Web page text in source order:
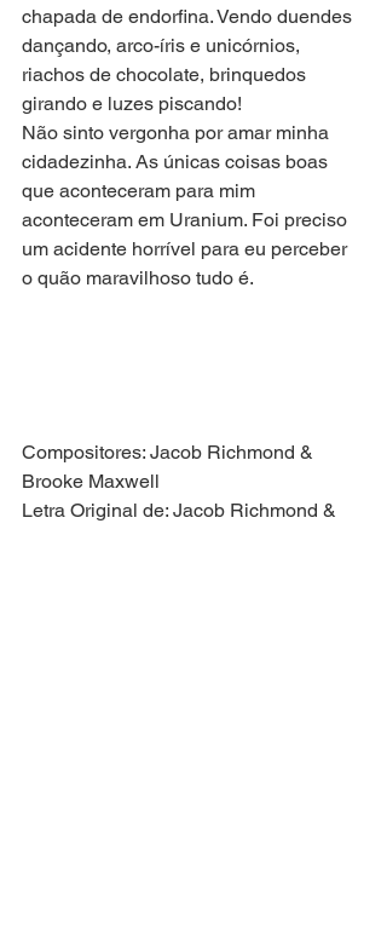
chapada de endorfina. Vendo duendes
dançando, arco-íris e unicórnios,
riachos de chocolate, brinquedos
girando e luzes piscando!
Não sinto vergonha por amar minha
cidadezinha. As únicas coisas boas
que aconteceram para mim
aconteceram em Uranium. Foi preciso
um acidente horrível para eu perceber
o quão maravilhoso tudo é.
Compositores: Jacob Richmond &
Brooke Maxwell
Letra Original de: Jacob Richmond &